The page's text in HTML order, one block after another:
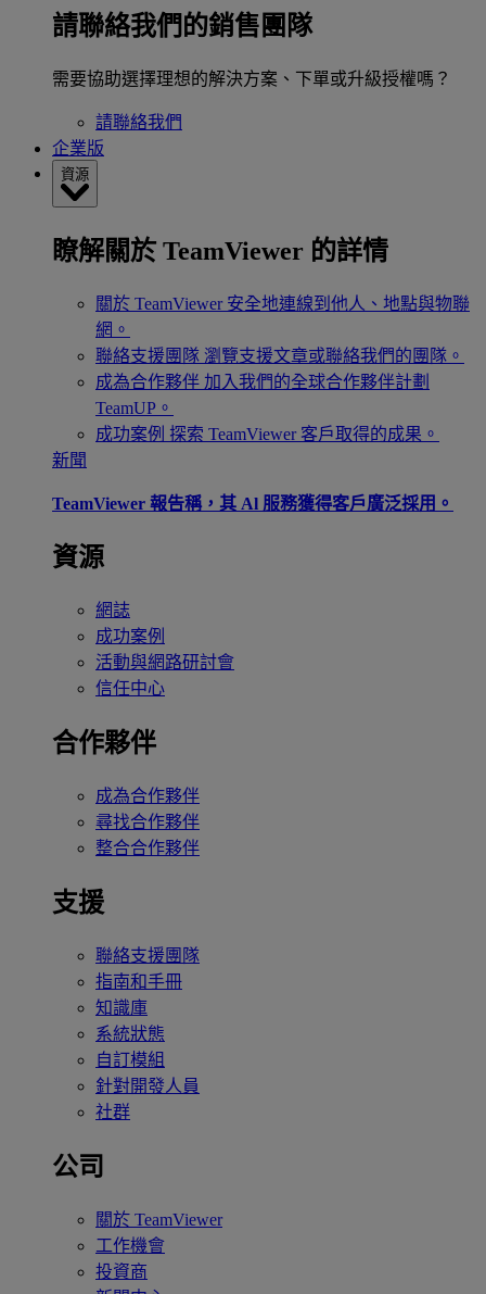
請聯絡我們的銷售團隊
需要協助選擇理想的解決方案、下單或升級授權嗎？
請聯絡我們
企業版
資源
瞭解關於 TeamViewer 的詳情
關於 TeamViewer 安全地連線到他人、地點與物聯
網。
聯絡支援團隊 瀏覽支援文章或聯絡我們的團隊。
成為合作夥伴 加入我們的全球合作夥伴計劃
TeamUP。
成功案例 探索 TeamViewer 客戶取得的成果。
新聞
TeamViewer 報告稱，其 Al 服務獲得客戶廣泛採用。
資源
網誌
成功案例
活動與網路研討會
信任中心
合作夥伴
成為合作夥伴
尋找合作夥伴
整合合作夥伴
支援
聯絡支援團隊
指南和手冊
知識庫
系統狀態
自訂模組
針對開發人員
社群
公司
關於 TeamViewer
工作機會
投資商